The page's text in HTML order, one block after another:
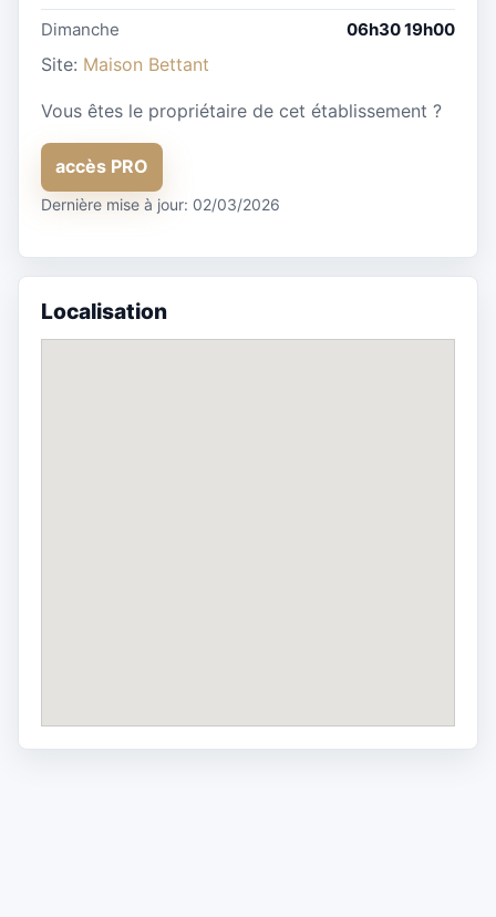
Dimanche
06h30 19h00
Site: Maison Bettant
Vous êtes le propriétaire de cet établissement ?
accès PRO
Dernière mise à jour: 02/03/2026
Localisation